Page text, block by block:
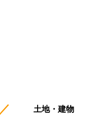
土地・建物